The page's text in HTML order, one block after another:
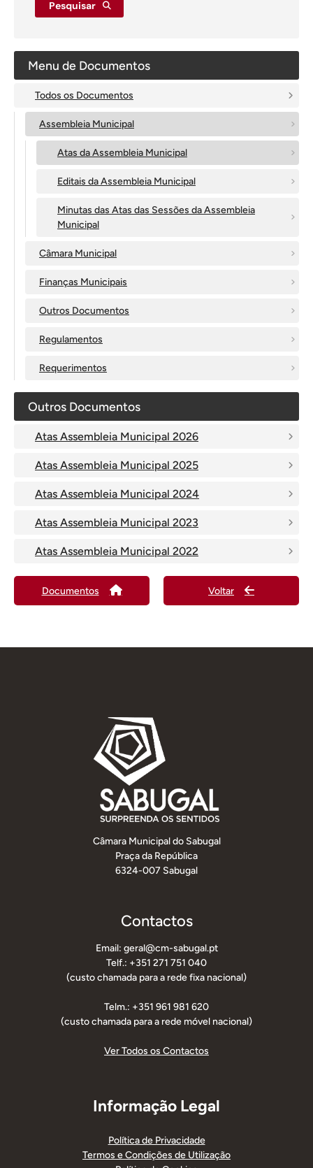
Pesquisar
Menu de Documentos
Todos os Documentos
Assembleia Municipal
Atas da Assembleia Municipal
Editais da Assembleia Municipal
Minutas das Atas das Sessões da Assembleia
Municipal
Câmara Municipal
Finanças Municipais
Outros Documentos
Regulamentos
Requerimentos
Outros Documentos
Atas Assembleia Municipal 2026
Atas Assembleia Municipal 2025
Atas Assembleia Municipal 2024
Atas Assembleia Municipal 2023
Atas Assembleia Municipal 2022
Documentos Voltar
Câmara Municipal do Sabugal
Praça da República
6324-007 Sabugal
Contactos
Email: geral@cm-sabugal.pt
Telf.: +351 271 751 040
(custo chamada para a rede fixa nacional)
Telm.: +351 961 981 620
(custo chamada para a rede móvel nacional)
Ver Todos os Contactos
Informação Legal
Política de Privacidade
Termos e Condições de Utilização